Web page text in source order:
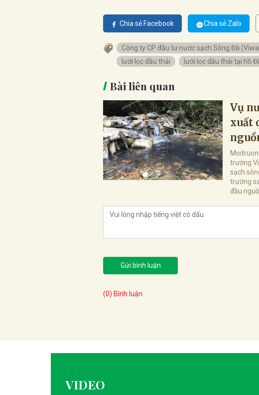
Chia sẻ Facebook Chia sẻ Zalo
Công ty CP đầu tư nước sạch Sông Đà
lưới lọc dầu thải
lưới lọc dầu thải tại hồ
Bài liên quan
Vụ
xuất
trường
sạch
trường
đầu
Gửi bình luận
(0) Bình luận
VIDEO